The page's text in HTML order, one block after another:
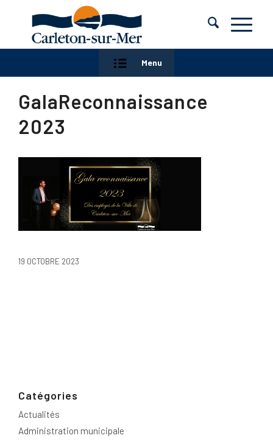
Menu
GalaReconnaissance
2023
19 OCTOBRE 2023
Catégories
Actualités
Administration municipale